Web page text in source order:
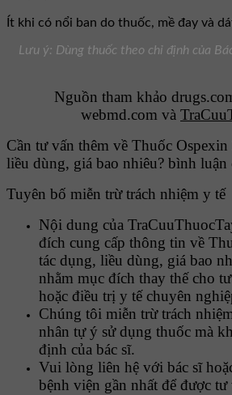
Ít khi có nổi ban do thuốc, mề đay và
Lưu ý: Dùng thuốc theo chỉ định của
Nguồn tham khảo
webmd.com và
Cần tư vấn thêm về Thuốc
liều dùng, giá bao nhiêu? bình luận
Tuyên bố miễn trừ trách nhiệm y tế
Nội dung của
đích cung cấp thông tin về
tác dụng, liều dùng, giá bao
nhằm mục đích thay thế cho
hoặc điều trị y tế chuyên
Chúng tôi miễn trừ trách
nhân tự ý sử dụng thuốc mà
định của bác sĩ.
Vui lòng liên hệ với bác sĩ
bệnh viện gần nhất để được tư